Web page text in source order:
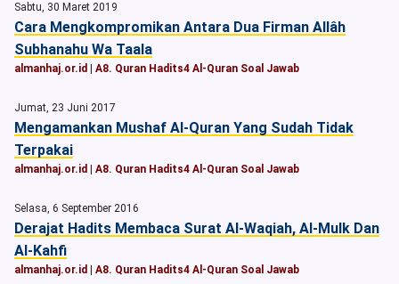
Sabtu, 30 Maret 2019
Cara Mengkompromikan Antara Dua Firman Allâh
Subhanahu Wa Taala
almanhaj.or.id A8. Quran Hadits4 Al-Quran Soal Jawab
Jumat, 23 Juni 2017
Mengamankan Mushaf Al-Quran Yang Sudah Tidak
Terpakai
almanhaj.or.id A8. Quran Hadits4 Al-Quran Soal Jawab
Selasa, 6 September 2016
Derajat Hadits Membaca Surat Al-Waqiah, Al-Mulk Dan
Al-Kahfi
almanhaj.or.id A8. Quran Hadits4 Al-Quran Soal Jawab